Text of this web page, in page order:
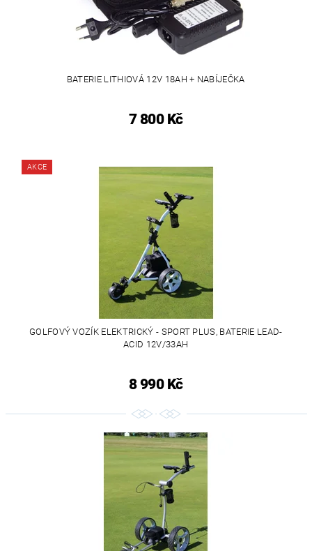
BATERIE LITHIOVÁ 12V 18AH + NABÍJEČKA
7 800 Kč
AKCE
GOLFOVÝ VOZÍK ELEKTRICKÝ - SPORT PLUS, BATERIE LEAD-
ACID 12V/33AH
8 990 Kč